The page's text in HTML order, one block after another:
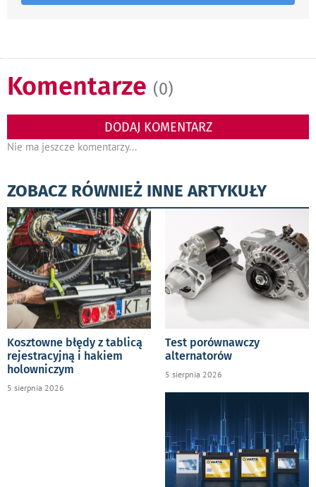
Komentarze (0)
DODAJ KOMENTARZ
Nie ma jeszcze komentarzy...
ZOBACZ RÓWNIEŻ INNE ARTYKUŁY
Kosztowne błędy z tablicą
rejestracyjną i hakiem
holowniczym
5 sierpnia 2026
Test porównawczy
alternatorów
5 sierpnia 2026